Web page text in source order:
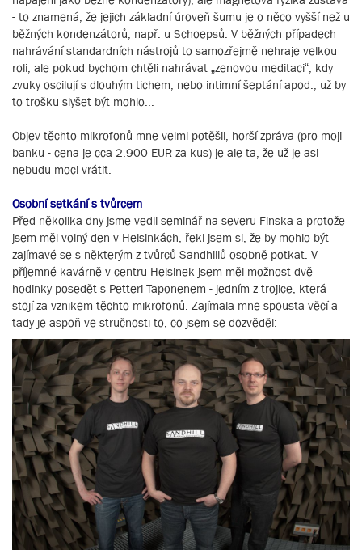
- to znamená, že jejich základní úroveň šumu je o něco vyšší než u
běžných kondenzátorů, např. u Schoepsů. V běžných případech
nahrávání standardních nástrojů to samozřejmě nehraje velkou
roli, ale pokud bychom chtěli nahrávat „zenovou meditaci“, kdy
zvuky oscilují s dlouhým tichem, nebo intimní šeptání apod., už by
to trošku slyšet být mohlo...
Objev těchto mikrofonů mne velmi potěšil, horší zpráva (pro moji
banku - cena je cca 2.900 EUR za kus) je ale ta, že už je asi
nebudu moci vrátit.
Osobní setkání s tvůrcem
Před několika dny jsme vedli seminář na severu Finska a protože
jsem měl volný den v Helsinkách, řekl jsem si, že by mohlo být
zajímavé se s některým z tvůrců Sandhillů osobně potkat. V
příjemné kavárně v centru Helsinek jsem měl možnost dvě
hodinky posedět s Petteri Taponenem - jedním z trojice, která
stojí za vznikem těchto mikrofonů. Zajímala mne spousta věcí a
tady je aspoň ve stručnosti to, co jsem se dozvěděl: